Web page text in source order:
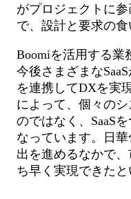
がプロジェクトに
で、設計と要求の食
Boomiを活用する業
今後さまざまな
を連携してDXを実
によって、個々の
のではなく、SaaS
なっています。日
出を進めるなかで
ち早く実現できたと